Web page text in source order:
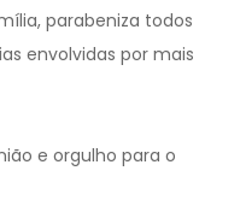
parabeniza todos
envolvidas por mais
e orgulho para o